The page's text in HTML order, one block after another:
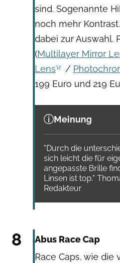
sind. Sogenannte
noch mehr
dabei zur Auswahl.
(Multilayer Mirror
Lens
/
199 Euro und 219
Meinung
"Durch die
sich leicht die für
angepasste Brille
Linsen ist top."
Redakteur
8
Abus Race Cap
Race Caps, wie die